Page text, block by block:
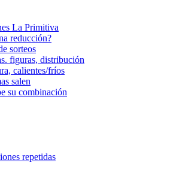
La Primitiva
reducción?
sorteos
figuras, distribución
calientes/fríos
salen
su combinación
repetidas